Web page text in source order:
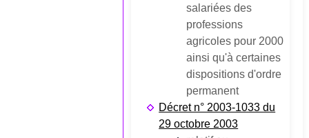
salariées des
professions
agricoles pour 2000
ainsi qu'à certaines
dispositions d'ordre
permanent
Décret n° 2003-1033 du
29 octobre 2003